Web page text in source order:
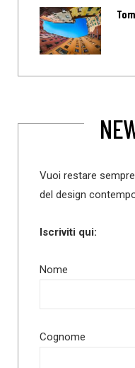
Vuoi restare
del design
Iscriviti qui:
Nome
Cognome